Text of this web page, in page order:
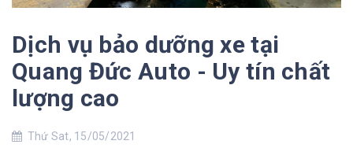
Dịch vụ bảo dưỡng xe tại
Quang Đức Auto - Uy tín chất
lượng cao
Thứ Sat, 15/05/2021